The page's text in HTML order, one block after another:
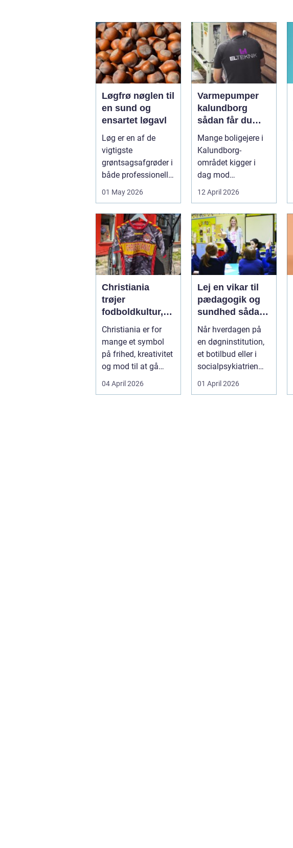
Løgfrø nøglen til
en sund og
ensartet løgavl
Løg er en af de
vigtigste
grøntsagsafgrøder i
både professionelle
større
landbrugspro...
01 May 2026
Varmepumper
kalundborg
sådan får du
billigere og
mere
bæredygtig
varme
Mange boligejere i
Kalundborg-
området kigger i
dag mod
varmepumper som
en vej til lavere
varmeregnin...
12 April 2026
Christiania
trøjer
fodboldkultur,
frihed og fanstil
Christiania er for
mange et symbol
på frihed, kreativitet
og mod til at gå
egne veje. Den
samme ånd ...
04 April 2026
Lej en vikar til
pædagogik og
sundhed sådan
får du den rette
hjælp
Når hverdagen på
en døgninstitution,
et botilbud eller i
socialpsykiatrien
pludselig ændrer
sig, kan...
01 April 2026